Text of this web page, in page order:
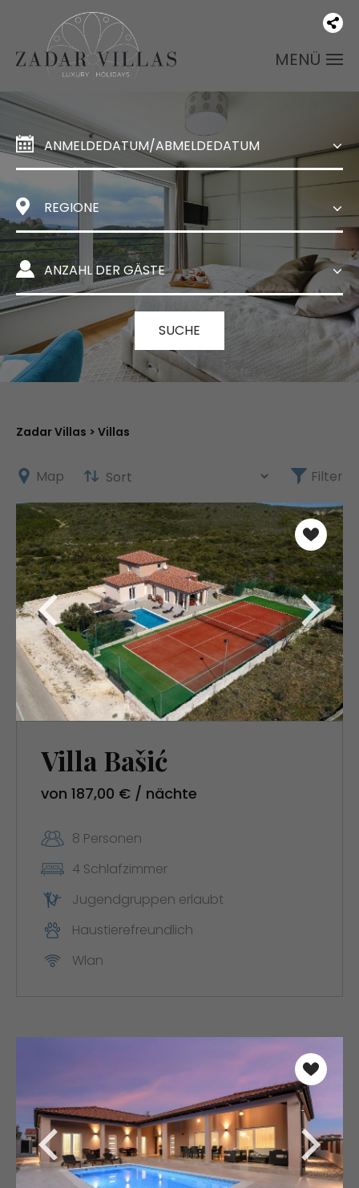
MENÜ
SUCHE
Zadar Villas > Villas
Map Filter
Villa Bašić
von 187,00 € / nächte
8 Personen
4 Schlafzimmer
Jugendgruppen erlaubt
Haustierefreundlich
Wlan